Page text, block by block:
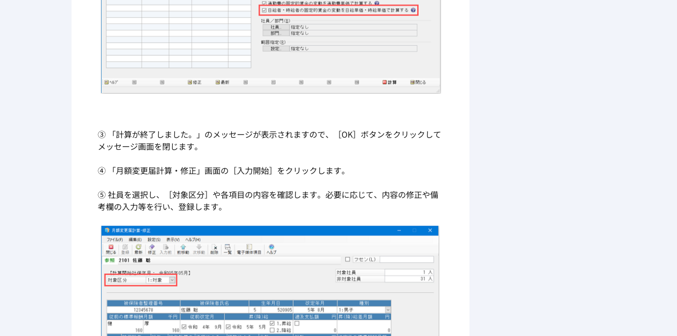
③ 「計算が終了しました。」のメッセージが表示されますので、［OK］ボタンをクリックして
メッセージ画面を閉じます。
④ 「月額変更届計算・修正」画面の［入力開始］をクリックします。
⑤ 社員を選択し、［対象区分］や各項目の内容を確認します。必要に応じて、内容の修正や備
考欄の入力等を行い、登録します。